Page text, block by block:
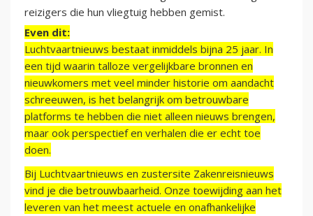
reizigers die hun vliegtuig hebben gemist.
Even dit:
Luchtvaartnieuws bestaat inmiddels bijna 25 jaar. In
een tijd waarin talloze vergelijkbare bronnen en
nieuwkomers met veel minder historie om aandacht
schreeuwen, is het belangrijk om betrouwbare
platforms te hebben die niet alleen nieuws brengen,
maar ook perspectief en verhalen die er echt toe
doen.
Bij Luchtvaartnieuws en zustersite Zakenreisnieuws
vind je die betrouwbaarheid. Onze toewijding aan het
leveren van het meest actuele en onafhankelijke